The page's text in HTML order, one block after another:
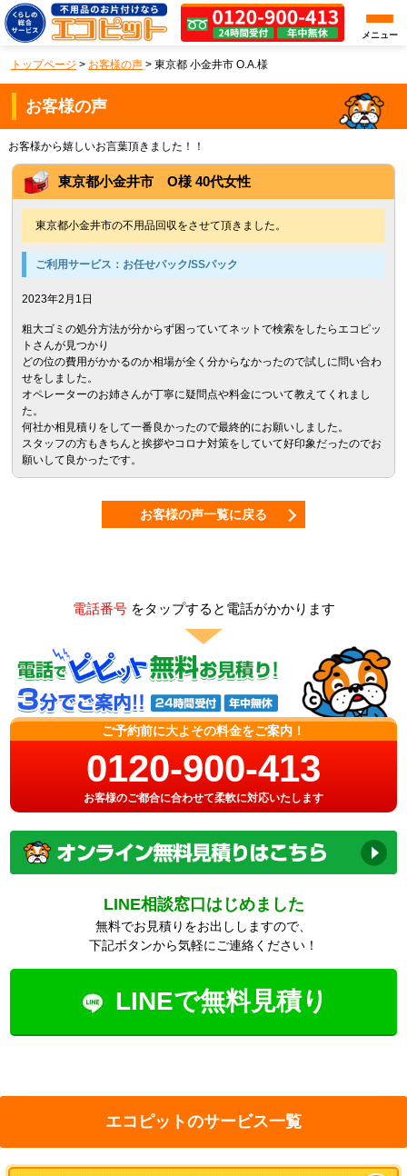
メニュー
トップページ > お客様の声 > 東京都 小金井市 O.A.様
お客様の声
お客様から嬉しいお言葉頂きました！！
東京都小金井市 O様 40代女性
東京都小金井市の不用品回収をさせて頂きました。
ご利用サービス： お任せパック/SSパック
2023年2月1日
粗大ゴミの処分方法が分からず困っていてネットで検索をしたらエコピッ
トさんが見つかり
どの位の費用がかかるのか相場が全く分からなかったので試しに問い合わ
せをしました。
オペレーターのお姉さんが丁寧に疑問点や料金について教えてくれまし
た。
何社か相見積りをして一番良かったので最終的にお願いしました。
スタッフの方もきちんと挨拶やコロナ対策をしていて好印象だったのでお
願いして良かったです。
お客様の声一覧に戻る
電話番号をタップすると電話がかかります
ご予約前に大よその料金をご案内！
0120-900-413
お客様のご都合に合わせて柔軟に対応いたします
LINE相談窓口はじめました
無料でお見積りをお出ししますので、
下記ボタンから気軽にご連絡ください！
LINEで無料見積り
エコピットのサービス一覧